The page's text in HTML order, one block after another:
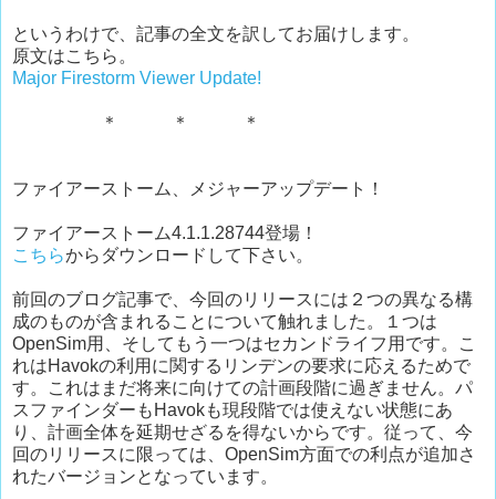
というわけで、記事の全文を訳してお届けします。
原文はこちら。
Major Firestorm Viewer Update!
＊ ＊ ＊
ファイアーストーム、メジャーアップデート！
ファイアーストーム4.1.1.28744登場！
こちらからダウンロードして下さい。
前回のブログ記事で、今回のリリースには２つの異なる構
成のものが含まれることについて触れました。１つは
OpenSim用、そしてもう一つはセカンドライフ用です。こ
れはHavokの利用に関するリンデンの要求に応えるためで
す。これはまだ将来に向けての計画段階に過ぎません。パ
スファインダーもHavokも現段階では使えない状態にあ
り、計画全体を延期せざるを得ないからです。従って、今
回のリリースに限っては、OpenSim方面での利点が追加さ
れたバージョンとなっています。